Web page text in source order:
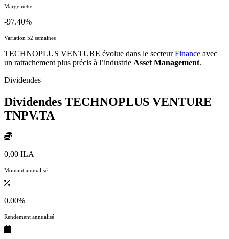
Marge nette
-97.40%
Variation 52 semaines
TECHNOPLUS VENTURE évolue dans le secteurFinance avec
un rattachement plus précis à l’industrie Asset Management.
Dividendes
Dividendes TECHNOPLUS VENTURE
TNPV.TA
0,00 ILA
Montant annualisé
0.00%
Rendement annualisé